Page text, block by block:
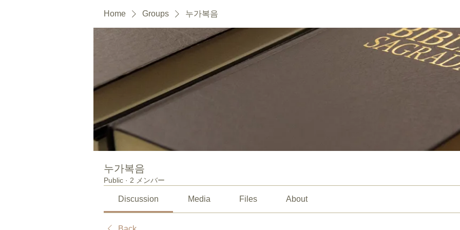
Home Groups 누가복음
누가복음
Public · 2 メンバー
Discussion Media Files About